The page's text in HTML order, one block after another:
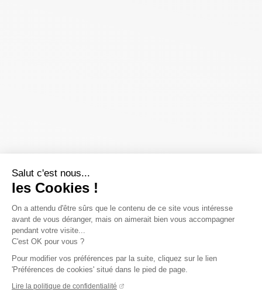
Salut c'est nous...
les Cookies !
On a attendu d'être sûrs que le contenu de ce site vous intéresse
avant de vous déranger, mais on aimerait bien vous accompagner
pendant votre visite...
C'est OK pour vous ?
Pour modifier vos préférences par la suite, cliquez sur le lien
'Préférences de cookies' situé dans le pied de page.
Lire la politique de confidentialité